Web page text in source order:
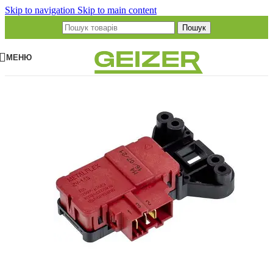
Skip to navigation Skip to main content
Пошук
МЕНЮ